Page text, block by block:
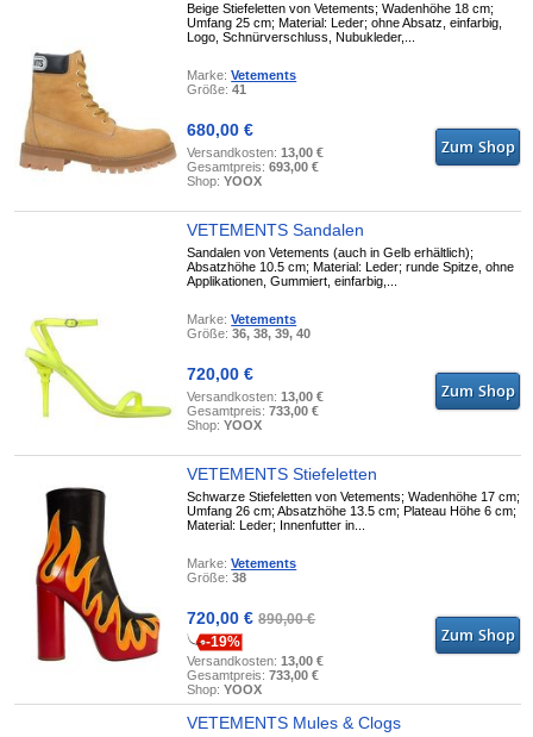
Beige Stiefeletten von Vetements; Wadenhöhe 18 cm;
Umfang 25 cm; Material: Leder; ohne Absatz, einfarbig,
Logo, Schnürverschluss, Nubukleder,...
Marke:Vetements
Größe:41
680,00 €
Versandkosten:13,00 €
Gesamtpreis:693,00 €
Shop:YOOX
VETEMENTS Sandalen
Sandalen von Vetements (auch in Gelb erhältlich);
Absatzhöhe 10.5 cm; Material: Leder; runde Spitze, ohne
Applikationen, Gummiert, einfarbig,...
Marke:Vetements
Größe:36, 38, 39, 40
720,00 €
Versandkosten:13,00 €
Gesamtpreis:733,00 €
Shop:YOOX
VETEMENTS Stiefeletten
Schwarze Stiefeletten von Vetements; Wadenhöhe 17 cm;
Umfang 26 cm; Absatzhöhe 13.5 cm; Plateau Höhe 6 cm;
Material: Leder; Innenfutter in...
Marke:Vetements
Größe:38
720,00 €890,00 €
-19%
Versandkosten:13,00 €
Gesamtpreis:733,00 €
Shop:YOOX
VETEMENTS Mules & Clogs